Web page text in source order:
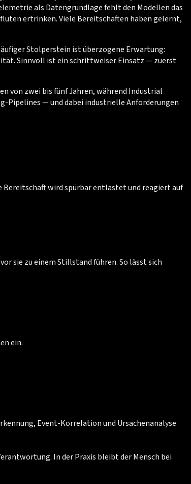
als Datengrundlage fehlt den Modellen das
ertrinken. Viele Bereitschaften haben gelernt,
Stolperstein ist überzogene Erwartung:
Sinnvoll ist ein schrittweiser Einsatz — zuerst
von zwei bis fünf Jahren, während Industrial
Pipelines — und dabei industrielle Anforderungen
Bereitschaft wird spürbar entlastet und reagiert auf
sie zu einem Stillstand führen. So lässt sich
ein.
Event-Korrelation und Ursachenanalyse
In der Praxis bleibt der Mensch bei